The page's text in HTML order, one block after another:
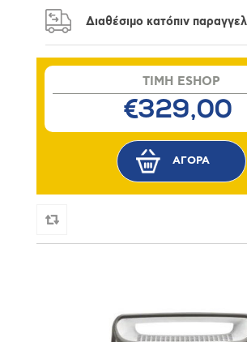
Διαθέσιμο κατόπιν
TIMH ESHOP
€329,00